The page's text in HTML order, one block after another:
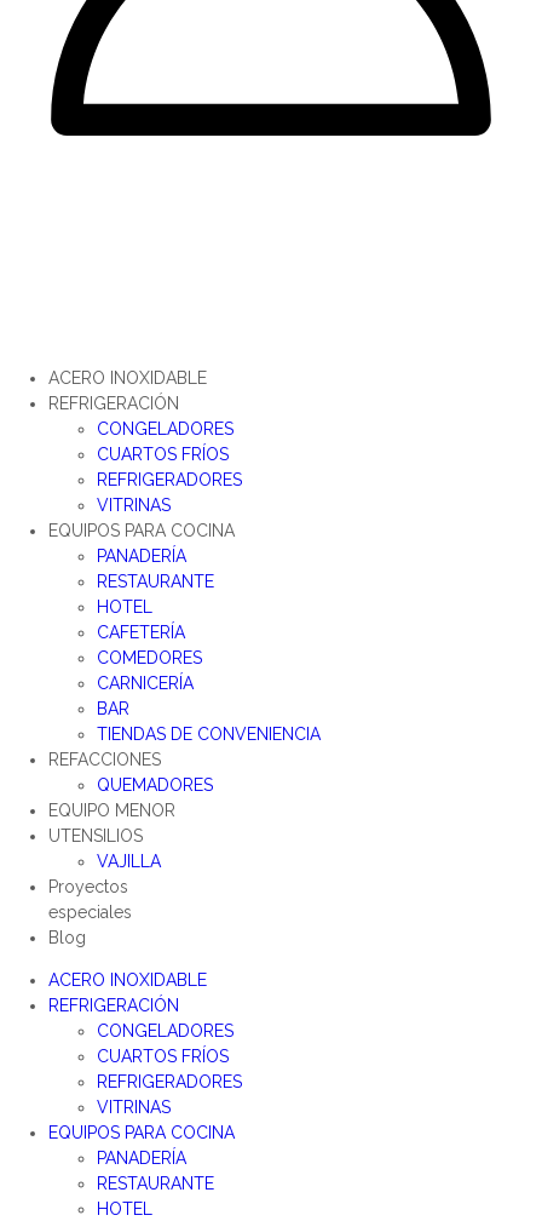
ACERO INOXIDABLE
REFRIGERACIÓN
CONGELADORES
CUARTOS FRÍOS
REFRIGERADORES
VITRINAS
EQUIPOS PARA COCINA
PANADERÍA
RESTAURANTE
HOTEL
CAFETERÍA
COMEDORES
CARNICERÍA
BAR
TIENDAS DE CONVENIENCIA
REFACCIONES
QUEMADORES
EQUIPO MENOR
UTENSILIOS
VAJILLA
Proyectos
especiales
Blog
ACERO INOXIDABLE
REFRIGERACIÓN
CONGELADORES
CUARTOS FRÍOS
REFRIGERADORES
VITRINAS
EQUIPOS PARA COCINA
PANADERÍA
RESTAURANTE
HOTEL